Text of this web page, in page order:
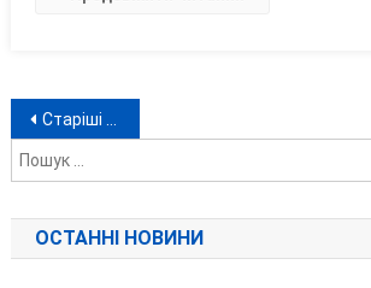
Навігація
за
записами
Старіші записи
ОСТАННІ НОВИНИ